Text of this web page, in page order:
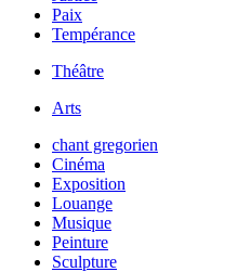
Paix
Tempérance
Théâtre
Arts
chant gregorien
Cinéma
Exposition
Louange
Musique
Peinture
Sculpture